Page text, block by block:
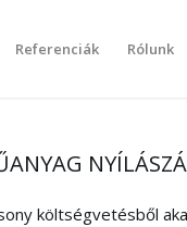
Referenciák Rólunk
költségvetésből